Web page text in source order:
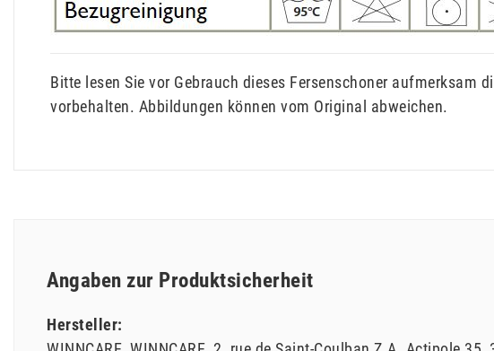
Bitte lesen Sie vor Gebrauch dieses Fersenschoner aufmerksam
vorbehalten. Abbildungen können vom Original abweichen.
Angaben zur Produktsicherheit
Hersteller: